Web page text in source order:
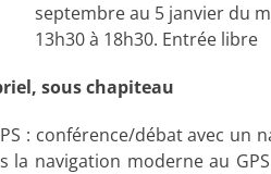
septembre au 5 janvier du
13h30 à 18h30. Entrée libre
sous chapiteau
: conférence/débat avec un
navigation moderne au